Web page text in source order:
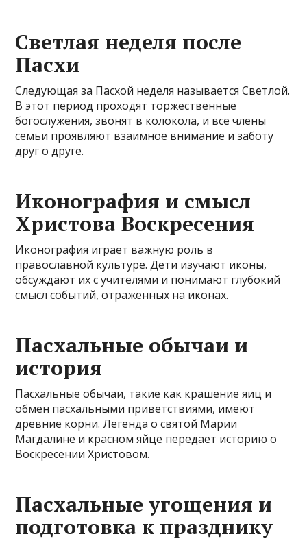
Светлая неделя после
Пасхи
Следующая за Пасхой неделя называется Светлой.
В этот период проходят торжественные
богослужения, звонят в колокола, и все члены
семьи проявляют взаимное внимание и заботу
друг о друге.
Иконография и смысл
Христова Воскресения
Иконография играет важную роль в
православной культуре. Дети изучают иконы,
обсуждают их с учителями и понимают глубокий
смысл событий, отраженных на иконах.
Пасхальные обычаи и
история
Пасхальные обычаи, такие как крашение яиц и
обмен пасхальными приветствиями, имеют
древние корни. Легенда о святой Марии
Магдалине и красном яйце передает историю о
Воскресении Христовом.
Пасхальные угощения и
подготовка к празднику